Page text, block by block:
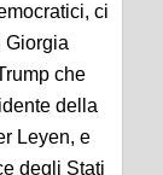
ci
Giorgia
che
della
Leyen, e
degli Stati